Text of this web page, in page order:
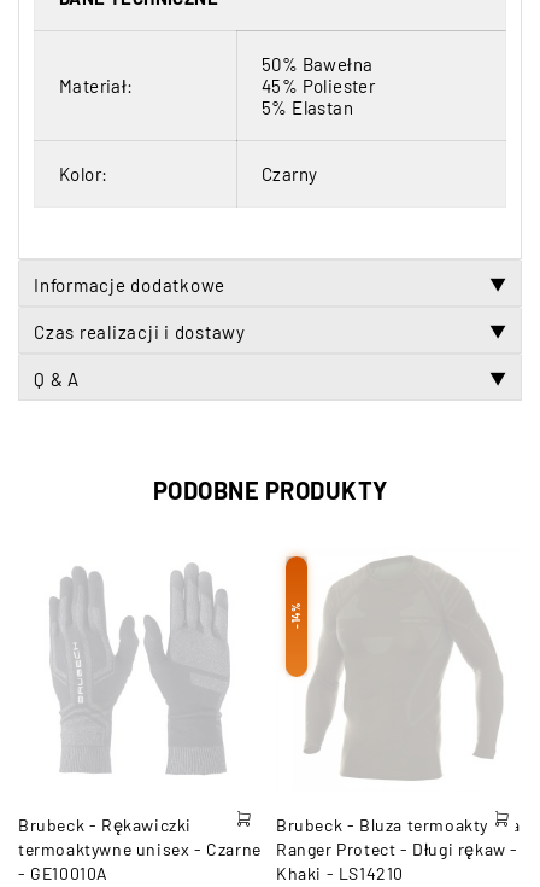
Materiał:
50% Bawełna
45% Poliester
5% Elastan
Kolor: Czarny
Informacje dodatkowe ▼
Czas realizacji i dostawy ▼
Q & A ▼
PODOBNE PRODUKTY
Brubeck - Rękawiczki
termoaktywne unisex - Czarne
- GE10010A
-14%
Brubeck - Bluza termoaktywna
Ranger Protect - Długi rękaw -
Khaki - LS14210